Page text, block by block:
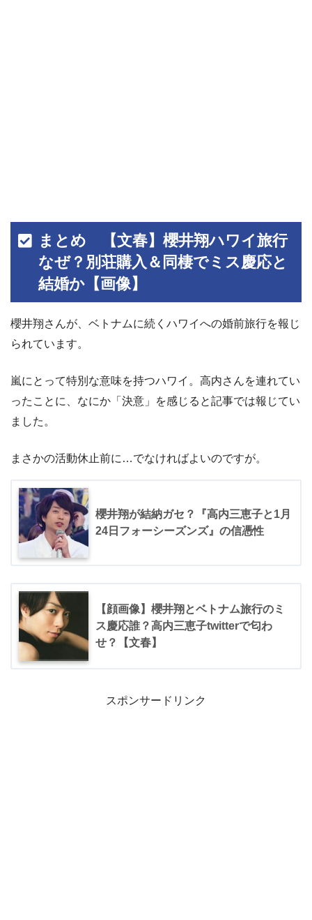
まとめ 【文春】櫻井翔ハワイ旅行
なぜ？別荘購入＆同棲でミス慶応と
結婚か【画像】
櫻井翔さんが、ベトナムに続くハワイへの婚前旅行を報じ
られています。
嵐にとって特別な意味を持つハワイ。高内さんを連れてい
ったことに、なにか「決意」を感じると記事では報じてい
ました。
まさかの活動休止前に…でなければよいのですが。
櫻井翔が結納ガセ？『高内三恵子と1月
24日フォーシーズンズ』の信憑性
【顔画像】櫻井翔とベトナム旅行のミ
ス慶応誰？高内三恵子twitterで匂わ
せ？【文春】
スポンサードリンク